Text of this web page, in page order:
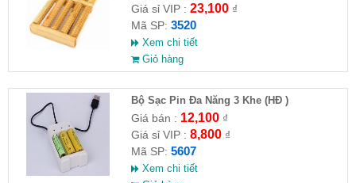
Giá sỉ VIP : 23,100₫
Mã SP: 3520
Xem chi tiết
Giỏ hàng
Bộ Sạc Pin Đa Năng 3 Khe (HĐ )
Giá bán : 12,100₫
Giá sỉ VIP : 8,800₫
Mã SP: 5607
Xem chi tiết